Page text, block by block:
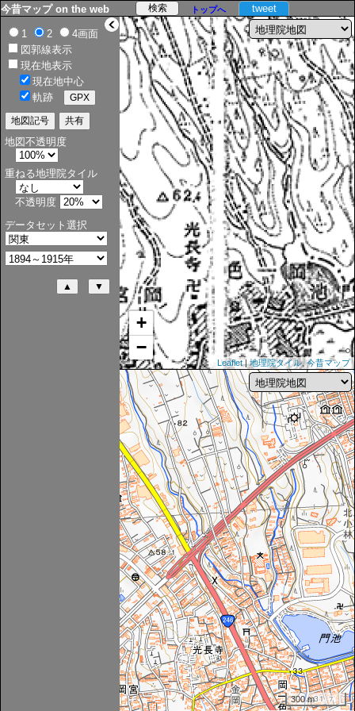
> tweet
今昔マップ on the web トップへ
+
−
Leaflet|地理院タイル,今昔マップ
300 m
1 2
4画面
図郭線表示
現在地表示
現在地中心
軌跡
地図不透明度
重ねる地理院タイル
不透明度
データセット選択